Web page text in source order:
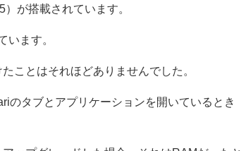
が搭載されています。
います。
ことはそれほどありませんでした。
のタブとアプリケーションを開いているとき